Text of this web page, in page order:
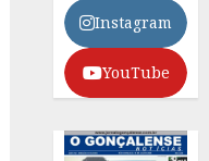
Instagram
YouTube